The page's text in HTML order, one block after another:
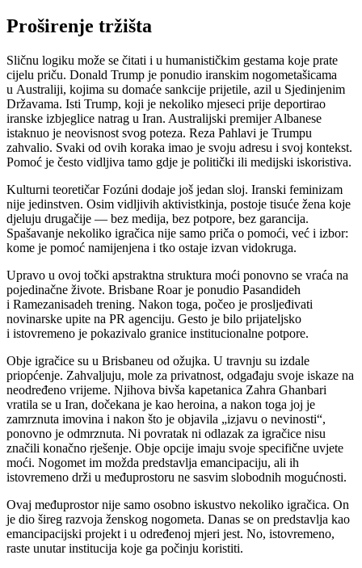
Proširenje tržišta
Sličnu logiku može se čitati i u humanističkim gestama koje prate
cijelu priču. Donald Trump je ponudio iranskim nogometašicama
u Australiji, kojima su domaće sankcije prijetile, azil u Sjedinjenim
Državama. Isti Trump, koji je nekoliko mjeseci prije deportirao
iranske izbjeglice natrag u Iran. Australijski premijer Albanese
istaknuo je neovisnost svog poteza. Reza Pahlavi je Trumpu
zahvalio. Svaki od ovih koraka imao je svoju adresu i svoj kontekst.
Pomoć je često vidljiva tamo gdje je politički ili medijski iskoristiva.
Kulturni teoretičar Fozúni dodaje još jedan sloj. Iranski feminizam
nije jedinstven. Osim vidljivih aktivistkinja, postoje tisuće žena koje
djeluju drugačije — bez medija, bez potpore, bez garancija.
Spašavanje nekoliko igračica nije samo priča o pomoći, već i izbor:
kome je pomoć namijenjena i tko ostaje izvan vidokruga.
Upravo u ovoj točki apstraktna struktura moći ponovno se vraća na
pojedinačne živote. Brisbane Roar je ponudio Pasandideh
i Ramezanisadeh trening. Nakon toga, počeo je prosljeđivati
novinarske upite na PR agenciju. Gesto je bilo prijateljsko
i istovremeno je pokazivalo granice institucionalne potpore.
Obje igračice su u Brisbaneu od ožujka. U travnju su izdale
priopćenje. Zahvaljuju, mole za privatnost, odgađaju svoje iskaze na
neodređeno vrijeme. Njihova bivša kapetanica Zahra Ghanbari
vratila se u Iran, dočekana je kao heroina, a nakon toga joj je
zamrznuta imovina i nakon što je objavila „izjavu o nevinosti“,
ponovno je odmrznuta. Ni povratak ni odlazak za igračice nisu
značili konačno rješenje. Obje opcije imaju svoje specifične uvjete
moći. Nogomet im možda predstavlja emancipaciju, ali ih
istovremeno drži u međuprostoru ne sasvim slobodnih mogućnosti.
Ovaj međuprostor nije samo osobno iskustvo nekoliko igračica. On
je dio šireg razvoja ženskog nogometa. Danas se on predstavlja kao
emancipacijski projekt i u određenoj mjeri jest. No, istovremeno,
raste unutar institucija koje ga počinju koristiti.